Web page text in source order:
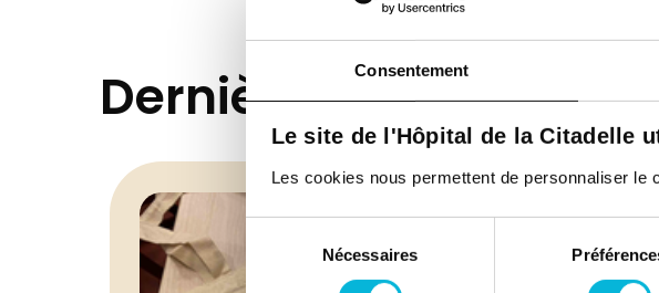
Consentement
Le site de l'Hôpital de la Citadelle
Les cookies nous permettent de personnaliser le
consentement
Nécessaires
Dernières actualités